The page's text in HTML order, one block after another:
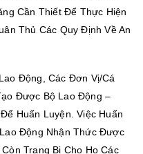
Cần Thiết Để Thực Hiện
Thủ Các Quy Định Về An
Động, Các Đơn Vị/cá
Được Bộ Lao Động –
Huấn Luyện. Việc Huấn
Động Nhận Thức Được
Trang Bị Cho Họ Các